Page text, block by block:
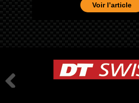
Voir l’article